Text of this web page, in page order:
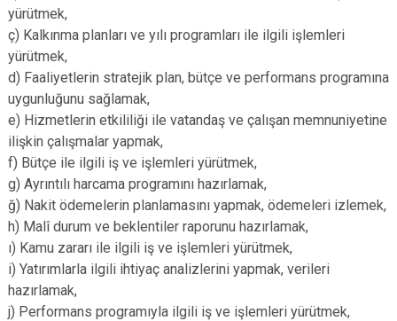
yürütmek,
ç) Kalkınma planları ve yılı programları ile ilgili işlemleri
yürütmek,
d) Faaliyetlerin stratejik plan, bütçe ve performans programına
uygunluğunu sağlamak,
e) Hizmetlerin etkililiği ile vatandaş ve çalışan memnuniyetine
ilişkin çalışmalar yapmak,
f) Bütçe ile ilgili iş ve işlemleri yürütmek,
g) Ayrıntılı harcama programını hazırlamak,
ğ) Nakit ödemelerin planlamasını yapmak, ödemeleri izlemek,
h) Malî durum ve beklentiler raporunu hazırlamak,
ı) Kamu zararı ile ilgili iş ve işlemleri yürütmek,
i) Yatırımlarla ilgili ihtiyaç analizlerini yapmak, verileri
hazırlamak,
j) Performans programıyla ilgili iş ve işlemleri yürütmek,